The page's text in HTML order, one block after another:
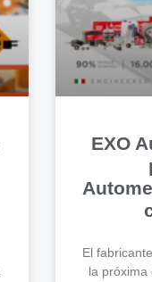
EXO
El
la próxima